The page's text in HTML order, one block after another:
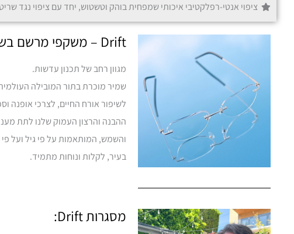
ציפוי אנטי-רפלקטיבי איכותי שמפחית בוהק וטשטוש, יחד עם ציפוי נגד
Drift – משקפי מרשם בשיתוף עם עדשות שמיר
מגוון רחב של תכנון עדשות.
שמיר מוכרת בתור המובילה
לשיפור אורח החיים, לצרכי אופנה
ההבנה והרצון העמוק שלנו לתת
והשמש, המותאמות על פי גיל ועל
בעיר, לקלות ונוחות מתמיד.
מסגרות Drift: